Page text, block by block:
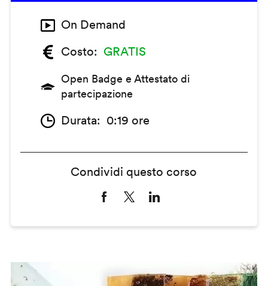
On Demand
Costo
GRATIS
Open Badge e Attestato di
partecipazione
Durata 0:19 ore
Condividi questo corso